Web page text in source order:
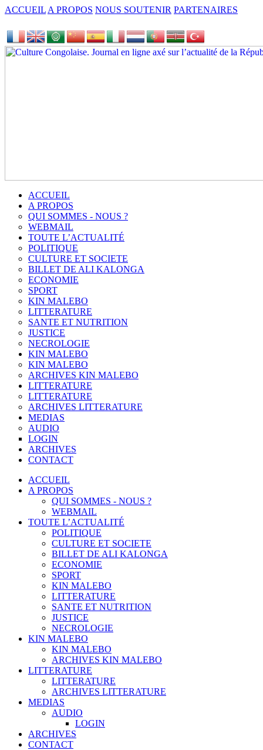
ACCUEIL A PROPOS NOUS SOUTENIR PARTENAIRES
ACCUEIL
A PROPOS
QUI SOMMES - NOUS ?
WEBMAIL
TOUTE L’ACTUALITÉ
POLITIQUE
CULTURE ET SOCIETE
BILLET DE ALI KALONGA
ECONOMIE
SPORT
KIN MALEBO
LITTERATURE
SANTE ET NUTRITION
JUSTICE
NECROLOGIE
KIN MALEBO
KIN MALEBO
ARCHIVES KIN MALEBO
LITTERATURE
LITTERATURE
ARCHIVES LITTERATURE
MEDIAS
AUDIO
LOGIN
ARCHIVES
CONTACT
ACCUEIL
A PROPOS
QUI SOMMES - NOUS ?
WEBMAIL
TOUTE L’ACTUALITÉ
POLITIQUE
CULTURE ET SOCIETE
BILLET DE ALI KALONGA
ECONOMIE
SPORT
KIN MALEBO
LITTERATURE
SANTE ET NUTRITION
JUSTICE
NECROLOGIE
KIN MALEBO
KIN MALEBO
ARCHIVES KIN MALEBO
LITTERATURE
LITTERATURE
ARCHIVES LITTERATURE
MEDIAS
AUDIO
LOGIN
ARCHIVES
CONTACT